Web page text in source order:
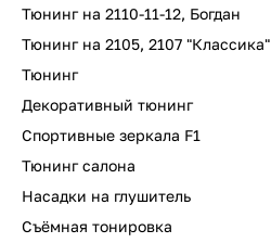
Тюнинг на 2110-11-12, Богдан
Тюнинг на 2105, 2107 "Классика"
Тюнинг
Декоративный тюнинг
Спортивные зеркала F1
Тюнинг салона
Насадки на глушитель
Съёмная тонировка